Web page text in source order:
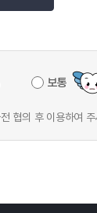
보통
협의 후 이용하여